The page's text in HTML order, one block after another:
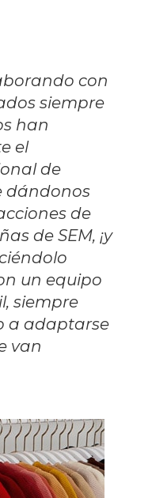
con
siempre
han
el
de
dándonos
de
de SEM, ¡y
un equipo
siempre
a adaptarse
van